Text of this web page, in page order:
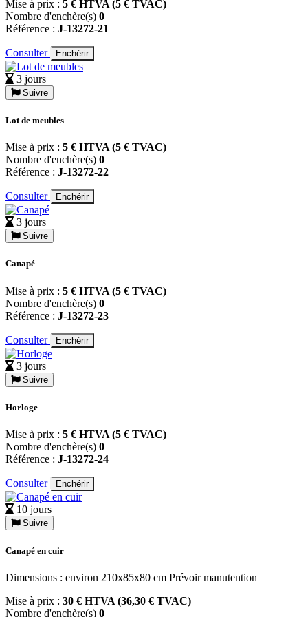
Mise à prix : 5 € HTVA (5 € TVAC)
Nombre d'enchère(s) 0
Référence : J-13272-21
Consulter Enchérir
3 jours
Suivre
Lot de meubles
Mise à prix : 5 € HTVA (5 € TVAC)
Nombre d'enchère(s) 0
Référence : J-13272-22
Consulter Enchérir
3 jours
Suivre
Canapé
Mise à prix : 5 € HTVA (5 € TVAC)
Nombre d'enchère(s) 0
Référence : J-13272-23
Consulter Enchérir
3 jours
Suivre
Horloge
Mise à prix : 5 € HTVA (5 € TVAC)
Nombre d'enchère(s) 0
Référence : J-13272-24
Consulter Enchérir
10 jours
Suivre
Canapé en cuir
Dimensions : environ 210x85x80 cm Prévoir manutention
Mise à prix : 30 € HTVA (36,30 € TVAC)
Nombre d'enchère(s) 0